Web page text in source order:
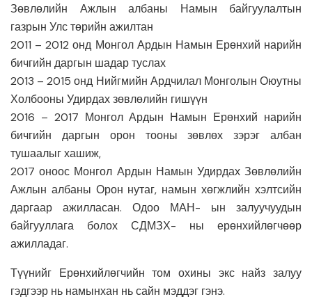
Зөвлөлийн Ажлын албаны Намын байгуулалтын
газрын Улс төрийн ажилтан
2011 – 2012 онд Монгол Ардын Намын Ерөнхий нарийн
бичгийн даргын шадар туслах
2013 – 2015 онд Нийгмийн Ардчилал Монголын Оюутны
Холбооны Удирдах зөвлөлийн гишүүн
2016 – 2017 Монгол Ардын Намын Ерөнхий нарийн
бичгийн даргын орон тооны зөвлөх зэрэг албан
тушаалыг хашиж,
2017 оноос Монгол Ардын Намын Удирдах Зөвлөлийн
Ажлын албаны Орон нутаг, намын хөгжлийн хэлтсийн
даргаар ажилласан. Одоо МАН- ын залуучуудын
байгууллага болох СДМЗХ- ны ерөнхийлөгчөөр
ажилладаг.
Түүнийг Ерөнхийлөгчийн том охины экс найз залуу
гэдгээр нь намынхан нь сайн мэддэг гэнэ.